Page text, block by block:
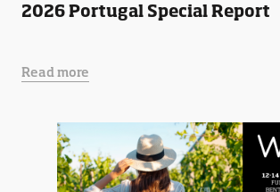
2026 Portugal Special Report
Read more